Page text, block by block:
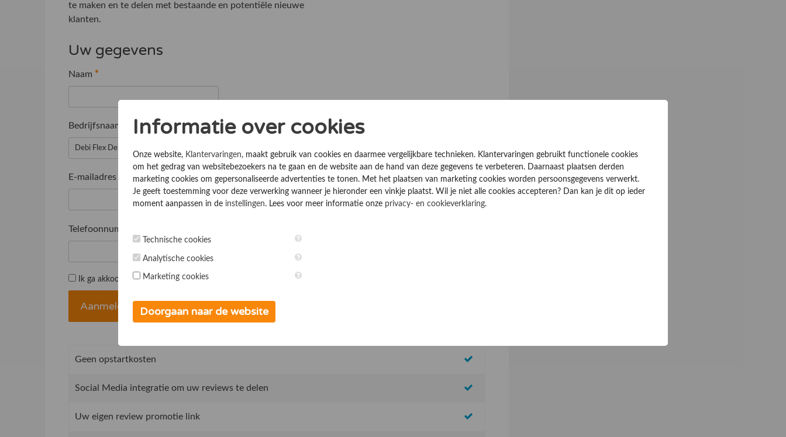
te maken en te delen met bestaande en potentiële nieuwe
klanten.
Uw gegevens
Naam *
Bedrijfsnaam
E-mailadres
Telefoonnummer
Ik ga akkoord met de Algemene voorwaarden
Geen opstartkosten
Social Media integratie om uw reviews te delen
Uw eigen review promotie link
Informatie over cookies
Onze website, Klantervaringen, maakt gebruik van cookies en daarmee vergelijkbare technieken. Klantervaringen gebruikt functionele cookies
om het gedrag van websitebezoekers na te gaan en de website aan de hand van deze gegevens te verbeteren. Daarnaast plaatsen derden
marketing cookies om gepersonaliseerde advertenties te tonen. Met het plaatsen van marketing cookies worden persoonsgegevens verwerkt.
Je geeft toestemming voor deze verwerking wanneer je hieronder een vinkje plaatst. Wil je niet alle cookies accepteren? Dan kan je dit op ieder
moment aanpassen in de instellingen. Lees voor meer informatie onze privacy- en cookieverklaring.
Technische cookies
Analytische cookies
Marketing cookies
Doorgaan naar de website